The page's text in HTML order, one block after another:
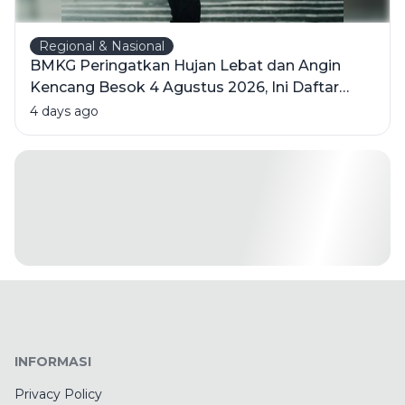
Regional & Nasional
BMKG Peringatkan Hujan Lebat dan Angin
Kencang Besok 4 Agustus 2026, Ini Daftar
Wilayahnya
4 days ago
INFORMASI
Privacy Policy